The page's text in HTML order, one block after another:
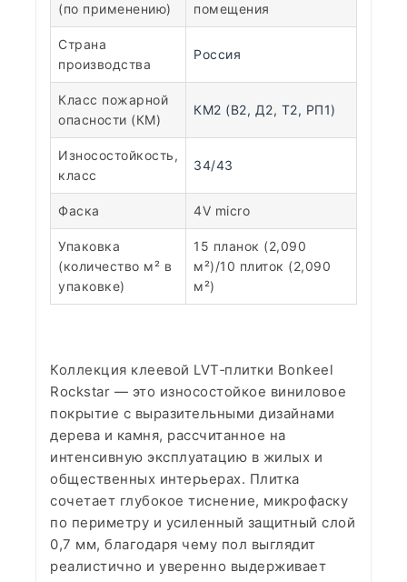
(по применению)
помещения
Страна
производства
Россия
Класс пожарной
опасности (КМ)
КМ2 (В2, Д2, Т2, РП1)
Износостойкость,
класс
34/43
Фаска 4V micro
Упаковка
(количество м² в
упаковке)
15 планок (2,090
м²)/10 плиток (2,090
м²)
Коллекция клеевой LVT‑плитки Bonkeel
Rockstar — это износостойкое виниловое
покрытие с выразительными дизайнами
дерева и камня, рассчитанное на
интенсивную эксплуатацию в жилых и
общественных интерьерах. Плитка
сочетает глубокое тиснение, микрофаску
по периметру и усиленный защитный слой
0,7 мм, благодаря чему пол выглядит
реалистично и уверенно выдерживает